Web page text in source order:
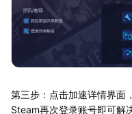
第三步：点击加速详情界面
Steam再次登录账号即可解决